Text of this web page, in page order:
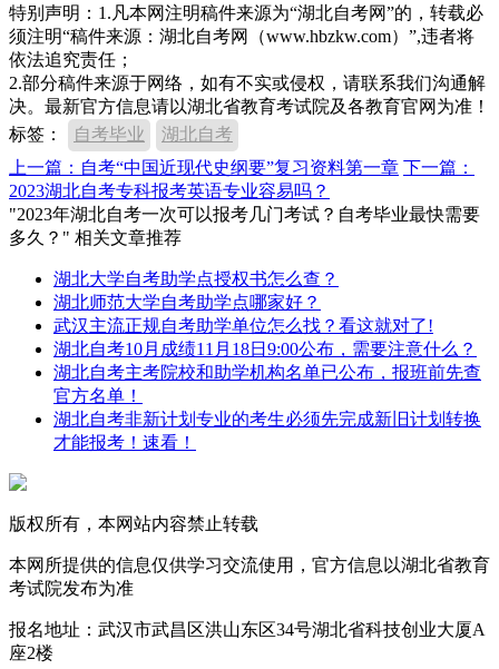
特别声明：1.凡本网注明稿件来源为“湖北自考网”的，转载必
须注明“稿件来源：湖北自考网（www.hbzkw.com）”,违者将
依法追究责任；
2.部分稿件来源于网络，如有不实或侵权，请联系我们沟通解
决。最新官方信息请以湖北省教育考试院及各教育官网为准！
标签：
自考毕业
湖北自考
上一篇：自考“中国近现代史纲要”复习资料第一章 下一篇：
2023湖北自考专科报考英语专业容易吗？
"2023年湖北自考一次可以报考几门考试？自考毕业最快需要
多久？" 相关文章推荐
湖北大学自考助学点授权书怎么查？
湖北师范大学自考助学点哪家好？
武汉主流正规自考助学单位怎么找？看这就对了!
湖北自考10月成绩11月18日9:00公布，需要注意什么？
湖北自考主考院校和助学机构名单已公布，报班前先查
官方名单！
湖北自考非新计划专业的考生必须先完成新旧计划转换
才能报考！速看！
版权所有，本网站内容禁止转载
本网所提供的信息仅供学习交流使用，官方信息以湖北省教育
考试院发布为准
报名地址：武汉市武昌区洪山东区34号湖北省科技创业大厦A
座2楼